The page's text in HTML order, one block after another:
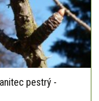
pestrý -